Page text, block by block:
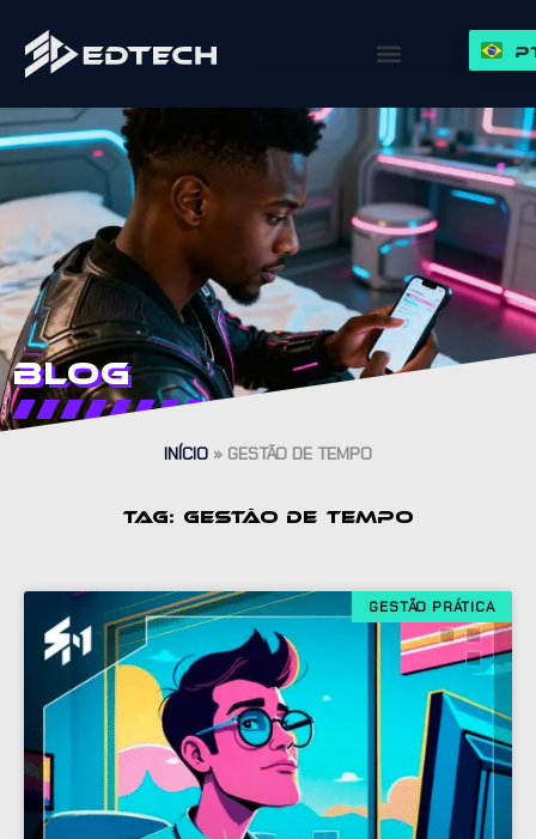
Blog
INÍCIO » GESTÃO DE TEMPO
TAG: GESTÃO DE TEMPO
GESTÃO PRÁTICA